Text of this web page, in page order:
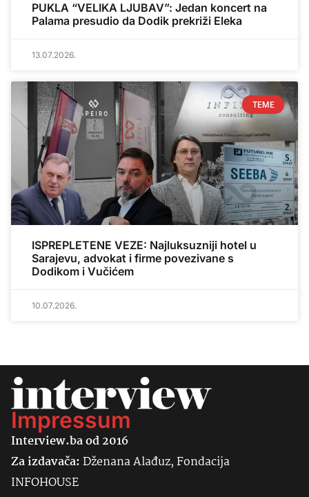
PUKLA “VELIKA LJUBAV”: Jedan koncert na
Palama presudio da Dodik prekriži Eleka
13.07.2026.
TEME
ISPREPLETENE VEZE: Najluksuzniji hotel u
Sarajevu, advokat i firme povezivane s
Dodikom i Vučićem
10.07.2026.
Impressum
Interview.ba od 2016
Za izdavača:Dženana Alađuz, Fondacija
INFOHOUSE